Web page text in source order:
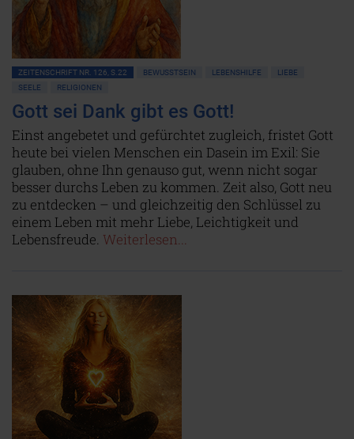
ZEITENSCHRIFT NR. 126, S.22 BEWUSSTSEIN LEBENSHILFE
LIEBE
SEELE
RELIGIONEN
Gott sei Dank gibt es Gott!
Einst angebetet und gefürchtet zugleich, fristet Gott
heute bei vielen Menschen ein Dasein im Exil: Sie
glauben, ohne Ihn genauso gut, wenn nicht sogar
besser durchs Leben zu kommen. Zeit also, Gott neu
zu entdecken – und gleichzeitig den Schlüssel zu
einem Leben mit mehr Liebe, Leichtigkeit und
Lebensfreude. Weiterlesen...